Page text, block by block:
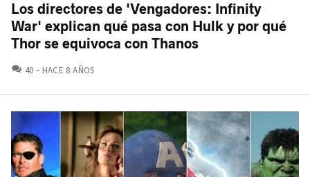
Los directores de 'Vengadores: Infinity
War' explican qué pasa con Hulk y por qué
Thor se equivoca con Thanos
40 COMENTARIOS
HACE 8 AÑOS